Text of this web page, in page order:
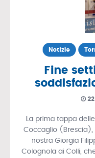
Notizie
Fine
22
La prima tappa
Coccaglio (Brescia),
nostra Giorgia
Colognola ai Colli,